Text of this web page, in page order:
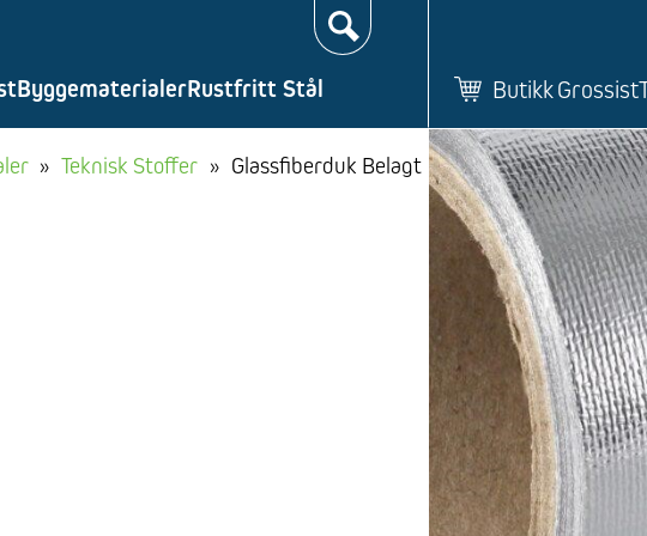
Søk…
ByggematerialerRustfritt Stål ButikkGrossist
» Teknisk Stoffer » Glassfiberduk Belagt